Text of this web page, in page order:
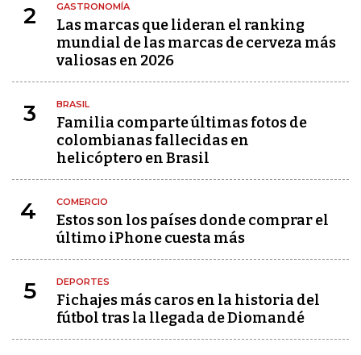
2 GASTRONOMÍA
Las marcas que lideran el ranking
mundial de las marcas de cerveza más
valiosas en 2026
3 BRASIL
Familia comparte últimas fotos de
colombianas fallecidas en
helicóptero en Brasil
4 COMERCIO
Estos son los países donde comprar el
último iPhone cuesta más
5 DEPORTES
Fichajes más caros en la historia del
fútbol tras la llegada de Diomandé